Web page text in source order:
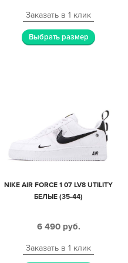
Заказать в 1 клик
Выбрать размер
NIKE AIR FORCE 1 07 LV8 UTILITY
БЕЛЫЕ (35-44)
6 490 руб.
Заказать в 1 клик